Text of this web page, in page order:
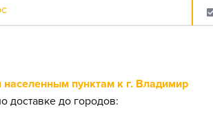
пунктам к г. Владимир
доставке до городов: